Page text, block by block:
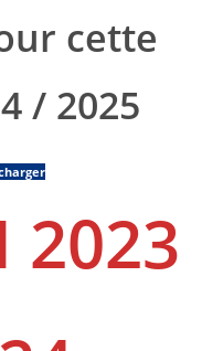
cette
/ 2025
2023